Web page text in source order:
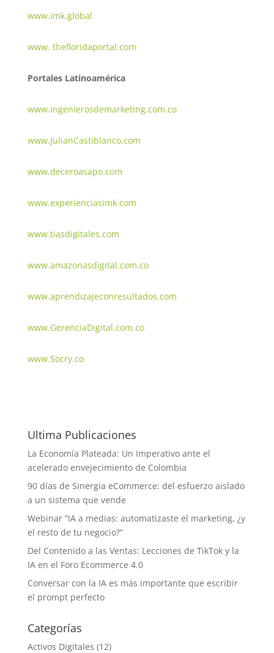
www.imk.global
www. thefloridaportal.com
Portales Latinoamérica
www.ingenierosdemarketing.com.co
www.JulianCastiblanco.com
www.deceroasapo.com
www.experienciasimk.com
www.tiasdigitales.com
www.amazonasdigital.com.co
www.aprendizajeconresultados.com
www.GerenciaDigital.com.co
www.Socry.co
Ultima Publicaciones
La Economía Plateada: Un Imperativo ante el
acelerado envejecimiento de Colombia
90 días de Sinergia eCommerce: del esfuerzo aislado
a un sistema que vende
Webinar “IA a medias: automatizaste el marketing, ¿y
el resto de tu negocio?”
Del Contenido a las Ventas: Lecciones de TikTok y la
IA en el Foro Ecommerce 4.0
Conversar con la IA es más importante que escribir
el prompt perfecto
Categorías
Activos Digitales (12)